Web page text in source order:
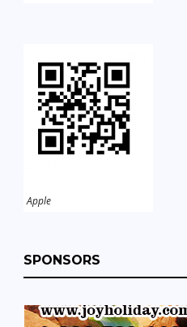
Apple
SPONSORS